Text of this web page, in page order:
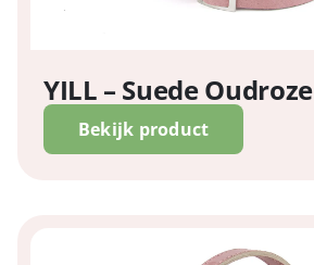
YILL – Suede Oudroze
Bekijk product